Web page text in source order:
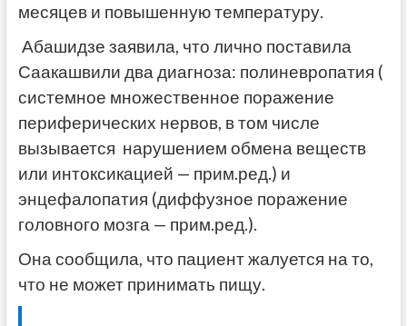
месяцев и повышенную температуру.
Абашидзе заявила, что лично поставила
Саакашвили два диагноза: полиневропатия (
системное множественное поражение
периферических нервов, в том числе
вызывается нарушением обмена веществ
или интоксикацией — прим.ред.) и
энцефалопатия (диффузное поражение
головного мозга — прим.ред.).
Она сообщила, что пациент жалуется на то,
что не может принимать пищу.